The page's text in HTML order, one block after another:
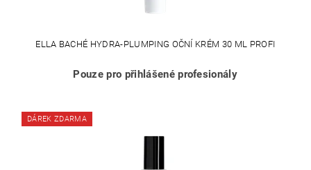
ELLA BACHÉ HYDRA-PLUMPING OČNÍ KRÉM 30 ML PROFI
Pouze pro přihlášené profesionály
DÁREK ZDARMA